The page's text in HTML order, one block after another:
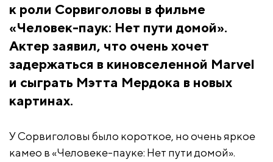
к роли Сорвиголовы в фильме
«Человек-паук: Нет пути домой».
Актер заявил, что очень хочет
задержаться в киновселенной Marvel
и сыграть Мэтта Мердока в новых
картинах.
У Сорвиголовы было короткое, но очень яркое
камео в «Человеке-пауке: Нет пути домой».